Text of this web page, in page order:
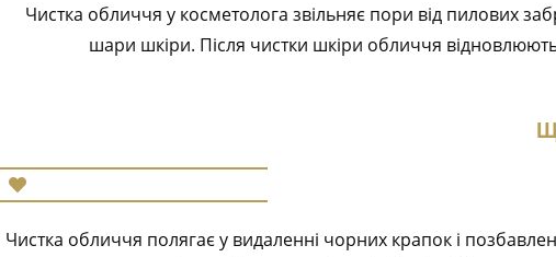
Чистка обличчя у косметолога звільняє пори від пилових
шари шкіри. Після чистки шкіри обличчя
Чистка обличчя полягає у видаленні чорних крапок і